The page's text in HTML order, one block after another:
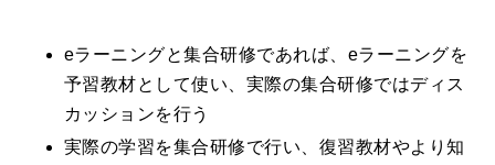
eラーニングと集合研修であれば、eラーニングを
予習教材として使い、実際の集合研修ではディス
カッションを行う
実際の学習を集合研修で行い、復習教材やより知